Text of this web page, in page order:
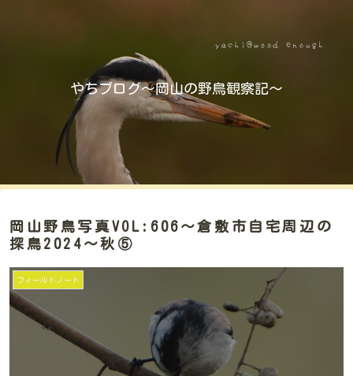
やちブログ～岡山の野鳥観察記～
岡山野鳥写真VOL:606～倉敷市自宅周辺の
探鳥2024～秋⑤
フィールドノート